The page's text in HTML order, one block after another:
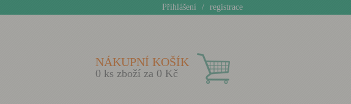
Přihlášení / registrace
NÁKUPNÍ KOŠÍK
0 ks zboží za 0 Kč